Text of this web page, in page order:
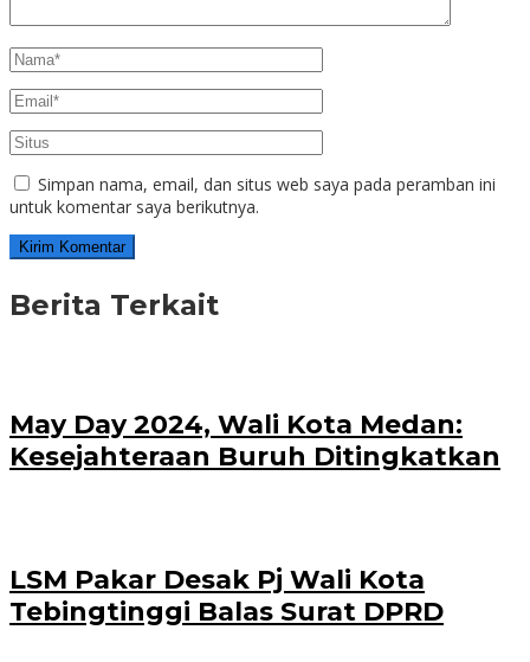
Simpan nama, email, dan situs web saya pada peramban ini
untuk komentar saya berikutnya.
Berita Terkait
May Day 2024, Wali Kota Medan:
Kesejahteraan Buruh Ditingkatkan
LSM Pakar Desak Pj Wali Kota
Tebingtinggi Balas Surat DPRD